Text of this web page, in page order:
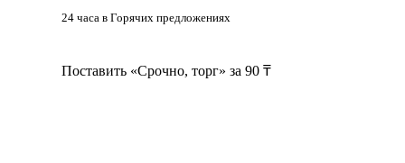
24 часа в Горячих предложениях
Поставить «Срочно, торг» за 90 ₸